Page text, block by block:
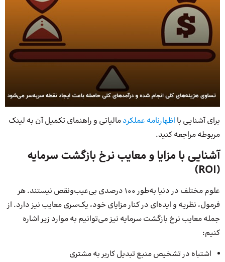
برای آشنایی با اظهارنامه عملکردمالیاتی و راهنمای تکمیل آن به لینک
مربوطه مراجعه کنید.
آشنایی با مزایا و معایب نرخ بازگشت سرمایه
(ROI)
علوم مختلف در دنیا به‌طور ۱۰۰ درصدی بی‌عیب‌ونقص نیستند. هر
فرمول، نظریه و ایده‌ای در کنار مزایای خود، یک‌سری معایب نیز دارد. از
جمله معایب نرخ بازگشت سرمایه نیز می‌توانیم به موارد زیر اشاره
کنیم:
اشتباه در تشخیص منبع تبدیل کاربر به مشتری